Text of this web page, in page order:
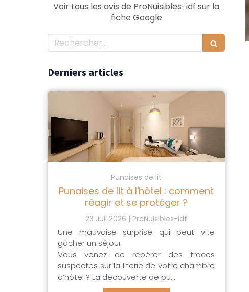
Voir tous les avis de ProNuisibles-idf sur la
fiche Google
Rechercher
Derniers articles
Punaises de lit
Punaises de lit à l'hôtel : comment
réagir et se protéger ?
23 Juil 2026 ProNuisibles-idf
Une mauvaise surprise qui peut vite
gâcher un séjour
Vous venez de repérer des traces
suspectes sur la literie de votre chambre
d’hôtel ? La découverte de pu...